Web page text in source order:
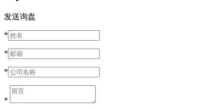
发送询盘
*
*
*
*